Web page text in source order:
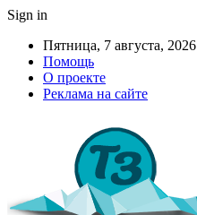
Sign in
Пятница, 7 августа, 2026
Помощь
О проекте
Реклама на сайте